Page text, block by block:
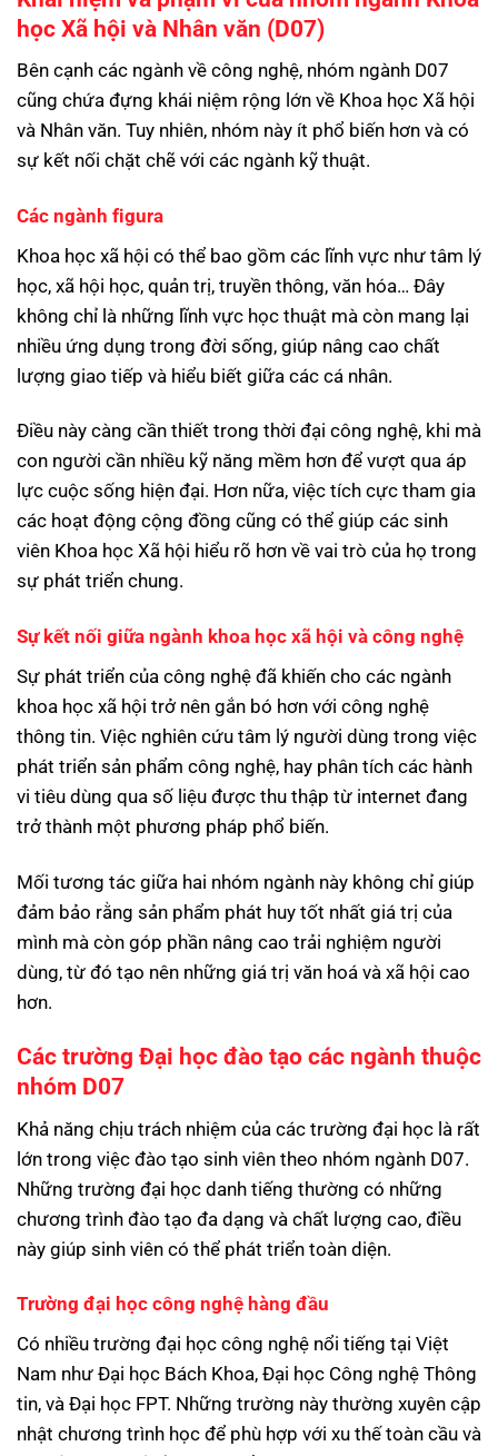
học Xã hội và Nhân văn (D07)
Bên cạnh các ngành về công nghệ, nhóm ngành D07
cũng chứa đựng khái niệm rộng lớn về Khoa học Xã hội
và Nhân văn. Tuy nhiên, nhóm này ít phổ biến hơn và có
sự kết nối chặt chẽ với các ngành kỹ thuật.
Các ngành figura
Khoa học xã hội có thể bao gồm các lĩnh vực như tâm lý
học, xã hội học, quản trị, truyền thông, văn hóa… Đây
không chỉ là những lĩnh vực học thuật mà còn mang lại
nhiều ứng dụng trong đời sống, giúp nâng cao chất
lượng giao tiếp và hiểu biết giữa các cá nhân.
Điều này càng cần thiết trong thời đại công nghệ, khi mà
con người cần nhiều kỹ năng mềm hơn để vượt qua áp
lực cuộc sống hiện đại. Hơn nữa, việc tích cực tham gia
các hoạt động cộng đồng cũng có thể giúp các sinh
viên Khoa học Xã hội hiểu rõ hơn về vai trò của họ trong
sự phát triển chung.
Sự kết nối giữa ngành khoa học xã hội và công nghệ
Sự phát triển của công nghệ đã khiến cho các ngành
khoa học xã hội trở nên gắn bó hơn với công nghệ
thông tin. Việc nghiên cứu tâm lý người dùng trong việc
phát triển sản phẩm công nghệ, hay phân tích các hành
vi tiêu dùng qua số liệu được thu thập từ internet đang
trở thành một phương pháp phổ biến.
Mối tương tác giữa hai nhóm ngành này không chỉ giúp
đảm bảo rằng sản phẩm phát huy tốt nhất giá trị của
mình mà còn góp phần nâng cao trải nghiệm người
dùng, từ đó tạo nên những giá trị văn hoá và xã hội cao
hơn.
Các trường Đại học đào tạo các ngành thuộc
nhóm D07
Khả năng chịu trách nhiệm của các trường đại học là rất
lớn trong việc đào tạo sinh viên theo nhóm ngành D07.
Những trường đại học danh tiếng thường có những
chương trình đào tạo đa dạng và chất lượng cao, điều
này giúp sinh viên có thể phát triển toàn diện.
Trường đại học công nghệ hàng đầu
Có nhiều trường đại học công nghệ nổi tiếng tại Việt
Nam như Đại học Bách Khoa, Đại học Công nghệ Thông
tin, và Đại học FPT. Những trường này thường xuyên cập
nhật chương trình học để phù hợp với xu thế toàn cầu và